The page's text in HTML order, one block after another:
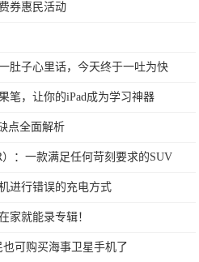
券惠民活动
肚子心里话，今天终于一吐为快
笔，让你的iPad成为学习神器
点全面解析
：一款满足任何苛刻要求的SUV
进行错误的充电方式
家就能录专辑！
可购买海事卫星手机了